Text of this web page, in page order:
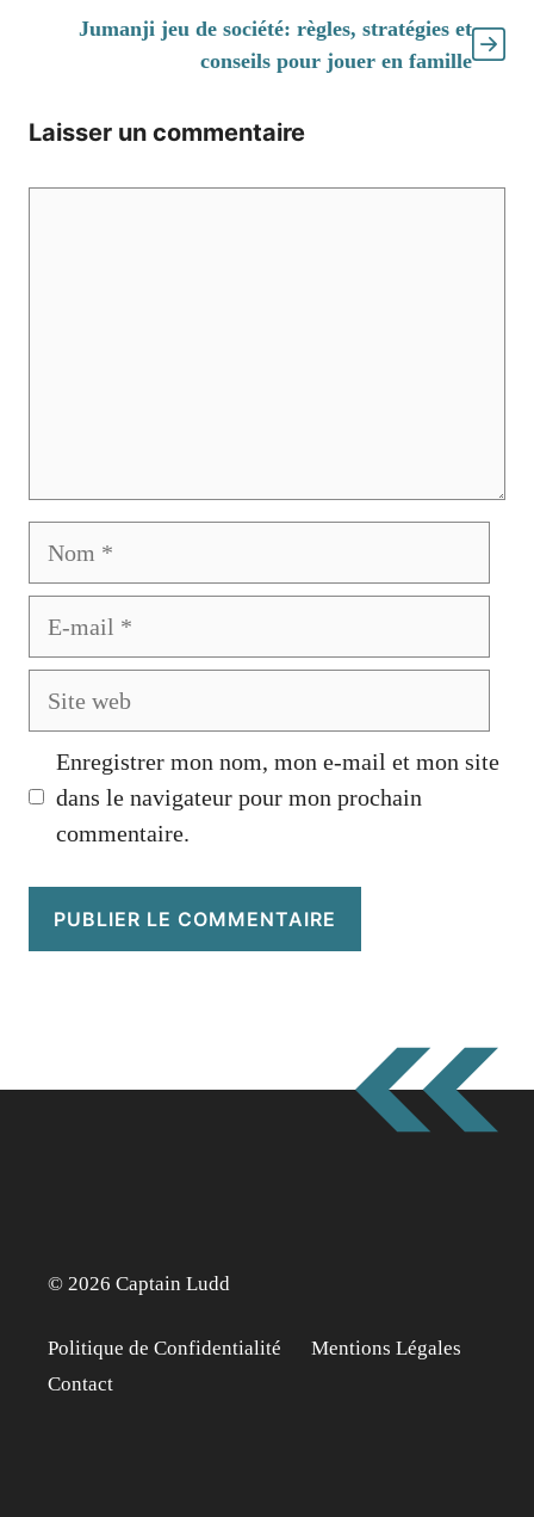
Jumanji jeu de société: règles, stratégies et
conseils pour jouer en famille
Laisser un commentaire
Enregistrer mon nom, mon e-mail et mon site
dans le navigateur pour mon prochain
commentaire.
© 2026 Captain Ludd
Politique de Confidentialité
Mentions Légales
Contact